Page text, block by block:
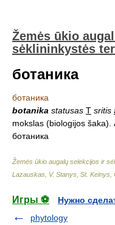
Žemės ūkio
sėklininkystės
ботаника
ботаника
botanika statusas T sritis
mokslas (biologijos šaka).
ботаника
Žemės ūkio augalų selekcijos ir
Lazauskas, V. Stanys, St. Keinys,
Игры ⚽
Нужно
phytology